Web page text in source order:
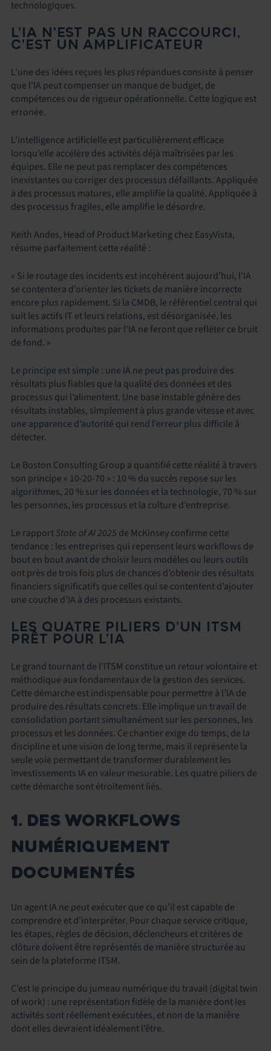
technologiques.
L’IA N’EST PAS UN RACCOURCI,
C’EST UN AMPLIFICATEUR
L’une des idées reçues les plus répandues consiste à penser
que l’IA peut compenser un manque de budget, de
compétences ou de rigueur opérationnelle. Cette logique est
erronée.
L’intelligence artificielle est particulièrement efficace
lorsqu’elle accélère des activités déjà maîtrisées par les
équipes. Elle ne peut pas remplacer des compétences
inexistantes ou corriger des processus défaillants. Appliquée
à des processus matures, elle amplifie la qualité. Appliquée à
des processus fragiles, elle amplifie le désordre.
Keith Andes, Head of Product Marketing chez EasyVista,
résume parfaitement cette réalité :
« Si le routage des incidents est incohérent aujourd’hui, l’IA
se contentera d’orienter les tickets de manière incorrecte
encore plus rapidement. Si la CMDB, le référentiel central qui
suit les actifs IT et leurs relations, est désorganisée, les
informations produites par l’IA ne feront que refléter ce bruit
de fond. »
Le principe est simple : une IA ne peut pas produire des
résultats plus fiables que la qualité des données et des
processus qui l’alimentent. Une base instable génère des
résultats instables, simplement à plus grande vitesse et avec
une apparence d’autorité qui rend l’erreur plus difficile à
détecter.
Le Boston Consulting Group a quantifié cette réalité à travers
son principe « 10-20-70 » : 10 % du succès repose sur les
algorithmes, 20 % sur les données et la technologie, 70 % sur
les personnes, les processus et la culture d’entreprise.
Le rapportState of AI 2025 de McKinsey confirme cette
tendance : les entreprises qui repensent leurs workflows de
bout en bout avant de choisir leurs modèles ou leurs outils
ont près de trois fois plus de chances d’obtenir des résultats
financiers significatifs que celles qui se contentent d’ajouter
une couche d’IA à des processus existants.
LES QUATRE PILIERS D’UN ITSM
PRÊT POUR L’IA
Le grand tournant de l’ITSM constitue un retour volontaire et
méthodique aux fondamentaux de la gestion des services.
Cette démarche est indispensable pour permettre à l’IA de
produire des résultats concrets. Elle implique un travail de
consolidation portant simultanément sur les personnes, les
processus et les données. Ce chantier exige du temps, de la
discipline et une vision de long terme, mais il représente la
seule voie permettant de transformer durablement les
investissements IA en valeur mesurable. Les quatre piliers de
cette démarche sont étroitement liés.
1. DES WORKFLOWS
NUMÉRIQUEMENT
DOCUMENTÉS
Un agent IA ne peut exécuter que ce qu’il est capable de
comprendre et d’interpréter. Pour chaque service critique,
les étapes, règles de décision, déclencheurs et critères de
clôture doivent être représentés de manière structurée au
sein de la plateforme ITSM.
C’est le principe du jumeau numérique du travail (digital twin
of work) : une représentation fidèle de la manière dont les
activités sont réellement exécutées, et non de la manière
dont elles devraient idéalement l’être.